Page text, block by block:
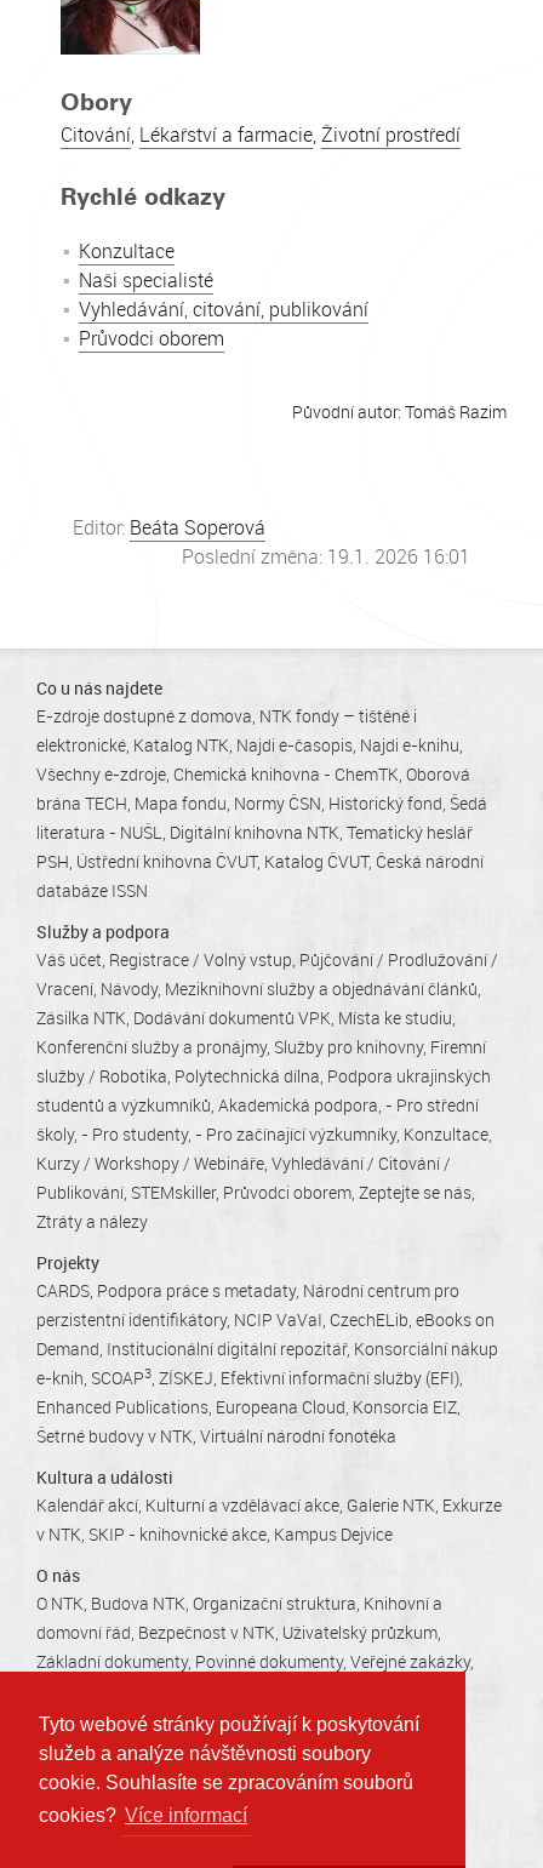
Tyto webové stránky používají k poskytování
služeb a analýze návštěvnosti soubory
cookie. Souhlasíte se zpracováním souborů
cookies? Více informací
Obory
Citování, Lékařství a farmacie,Životní prostředí
Rychlé odkazy
Konzultace
Naši specialisté
Vyhledávání, citování, publikování
Průvodci oborem
Původní autor: Tomáš Razim
Editor: Beáta Soperová
Poslední změna: 19.1. 2026 16:01
Co u nás najdete
E-zdroje dostupné z domova NTK fondy – tištěné i
elektronické Katalog NTK Najdi e-časopis Najdi e-knihu
Všechny e-zdroje Chemická knihovna - ChemTK Oborová
brána TECH Mapa fondu Normy ČSN Historický fond Šedá
literatura - NUŠL Digitální knihovna NTK Tematický heslář
PSH Ústřední knihovna ČVUT Katalog ČVUT Česká národní
databáze ISSN
Služby a podpora
Váš účet Registrace / Volný vstup Půjčování / Prodlužování /
Vracení Návody Meziknihovní služby a objednávání článků
Zásilka NTK Dodávání dokumentů VPK Místa ke studiu
Konferenční služby a pronájmy Služby pro knihovny Firemní
služby / Robotika Polytechnická dílna Podpora ukrajinských
studentů a výzkumníků Akademická podpora - Pro střední
školy - Pro studenty - Pro začínající výzkumníky Konzultace
Kurzy / Workshopy / Webináře Vyhledávání / Citování /
Publikování STEMskiller Průvodci oborem Zeptejte se nás
Ztráty a nálezy
Projekty
CARDS Podpora práce s metadaty Národní centrum pro
perzistentní identifikátory NCIP VaVaI CzechELib eBooks on
Demand Institucionální digitální repozitář Konsorciální nákup
e-knih SCOAP3 ZÍSKEJ Efektivní informační služby (EFI)
Enhanced Publications Europeana Cloud Konsorcia EIZ
Šetrné budovy v NTK Virtuální národní fonotéka
Kultura a události
Kalendář akcí Kulturní a vzdělávací akce Galerie NTK Exkurze
v NTK SKIP - knihovnické akce Kampus Dejvice
O nás
O NTK Budova NTK Organizační struktura Knihovní a
domovní řád Bezpečnost v NTK Uživatelský průzkum
Základní dokumenty Povinné dokumenty Veřejné zakázky
Technická 2710/6, 160 80 Praha 6 - Dejvice
info@techlib.cz